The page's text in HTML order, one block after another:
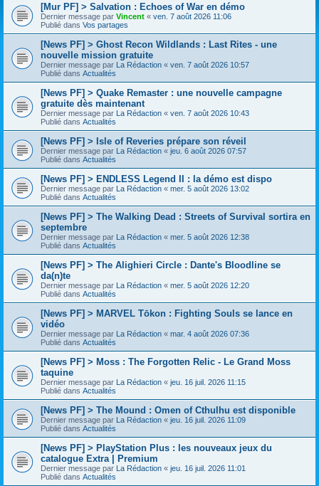
[Mur PF] > Salvation : Echoes of War en démo
Dernier message par Vincent « ven. 7 août 2026 11:06
Publié dans Vos partages
[News PF] > Ghost Recon Wildlands : Last Rites - une
nouvelle mission gratuite
Dernier message par La Rédaction « ven. 7 août 2026 10:57
Publié dans Actualités
[News PF] > Quake Remaster : une nouvelle campagne
gratuite dès maintenant
Dernier message par La Rédaction « ven. 7 août 2026 10:43
Publié dans Actualités
[News PF] > Isle of Reveries prépare son réveil
Dernier message par La Rédaction « jeu. 6 août 2026 07:57
Publié dans Actualités
[News PF] > ENDLESS Legend II : la démo est dispo
Dernier message par La Rédaction « mer. 5 août 2026 13:02
Publié dans Actualités
[News PF] > The Walking Dead : Streets of Survival sortira en
septembre
Dernier message par La Rédaction « mer. 5 août 2026 12:38
Publié dans Actualités
[News PF] > The Alighieri Circle : Dante's Bloodline se
da(n)te
Dernier message par La Rédaction « mer. 5 août 2026 12:20
Publié dans Actualités
[News PF] > MARVEL Tōkon : Fighting Souls se lance en
vidéo
Dernier message par La Rédaction « mar. 4 août 2026 07:36
Publié dans Actualités
[News PF] > Moss : The Forgotten Relic - Le Grand Moss
taquine
Dernier message par La Rédaction « jeu. 16 juil. 2026 11:15
Publié dans Actualités
[News PF] > The Mound : Omen of Cthulhu est disponible
Dernier message par La Rédaction « jeu. 16 juil. 2026 11:09
Publié dans Actualités
[News PF] > PlayStation Plus : les nouveaux jeux du
catalogue Extra | Premium
Dernier message par La Rédaction « jeu. 16 juil. 2026 11:01
Publié dans Actualités